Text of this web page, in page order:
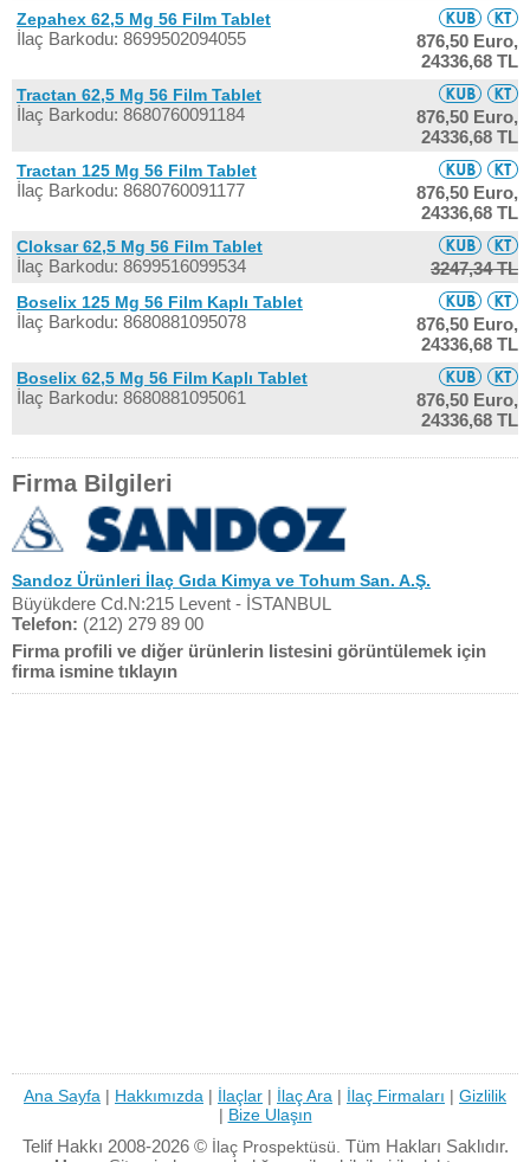
Zepahex 62,5 Mg 56 Film Tablet
İlaç Barkodu: 8699502094055
876,50 Euro,
24336,68 TL
Tractan 62,5 Mg 56 Film Tablet
İlaç Barkodu: 8680760091184
876,50 Euro,
24336,68 TL
Tractan 125 Mg 56 Film Tablet
İlaç Barkodu: 8680760091177
876,50 Euro,
24336,68 TL
Cloksar 62,5 Mg 56 Film Tablet
İlaç Barkodu: 8699516099534 3247,34 TL
Boselix 125 Mg 56 Film Kaplı Tablet
İlaç Barkodu: 8680881095078
876,50 Euro,
24336,68 TL
Boselix 62,5 Mg 56 Film Kaplı Tablet
İlaç Barkodu: 8680881095061
876,50 Euro,
24336,68 TL
Firma Bilgileri
Sandoz Ürünleri İlaç Gıda Kimya ve Tohum San. A.Ş.
Büyükdere Cd.N:215 Levent - İSTANBUL
Telefon: (212) 279 89 00
Firma profili ve diğer ürünlerin listesini görüntülemek için
firma ismine tıklayın
Ana Sayfa | Hakkımızda | İlaçlar | İlaç Ara | İlaç Firmaları | Gizlilik
| Bize Ulaşın
Telif Hakkı 2008-2026 © İlaç Prospektüsü. Tüm Hakları Saklıdır.